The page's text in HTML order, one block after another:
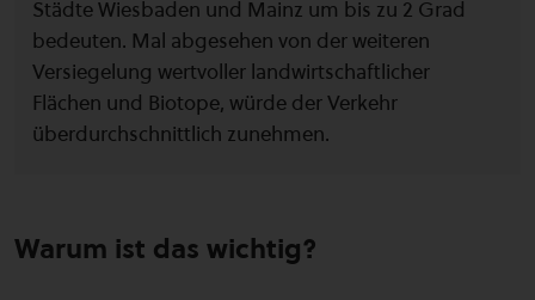
Städte Wiesbaden und Mainz um bis zu 2 Grad
bedeuten. Mal abgesehen von der weiteren
Versiegelung wertvoller landwirtschaftlicher
Flächen und Biotope, würde der Verkehr
überdurchschnittlich zunehmen.
Warum ist das wichtig?